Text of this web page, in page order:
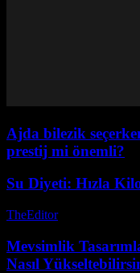
Ajda bilezik
prestij mi önemli?
Su Diyeti: Hızla
TheEditor-
Mevsimlik
Nasıl